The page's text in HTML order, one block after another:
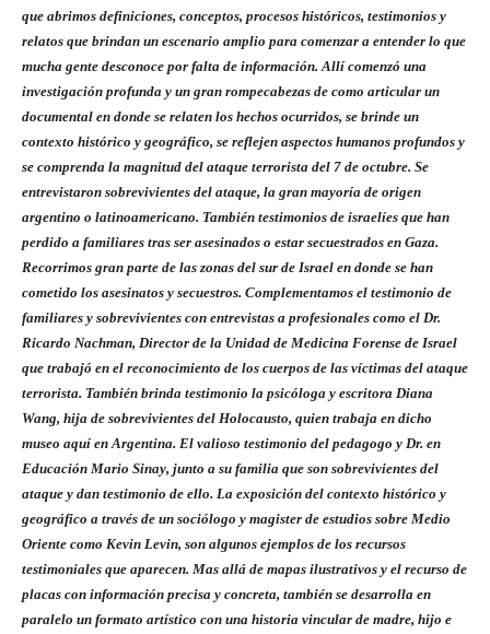
que abrimos definiciones, conceptos, procesos históricos, testimonios y
relatos que brindan un escenario amplio para comenzar a entender lo que
mucha gente desconoce por falta de información. Allí comenzó una
investigación profunda y un gran rompecabezas de como articular un
documental en donde se relaten los hechos ocurridos, se brinde un
contexto histórico y geográfico, se reflejen aspectos humanos profundos y
se comprenda la magnitud del ataque terrorista del 7 de octubre. Se
entrevistaron sobrevivientes del ataque, la gran mayoría de origen
argentino o latinoamericano. También testimonios de israelíes que han
perdido a familiares tras ser asesinados o estar secuestrados en Gaza.
Recorrimos gran parte de las zonas del sur de Israel en donde se han
cometido los asesinatos y secuestros. Complementamos el testimonio de
familiares y sobrevivientes con entrevistas a profesionales como el Dr.
Ricardo Nachman, Director de la Unidad de Medicina Forense de Israel
que trabajó en el reconocimiento de los cuerpos de las víctimas del ataque
terrorista. También brinda testimonio la psicóloga y escritora Diana
Wang, hija de sobrevivientes del Holocausto, quien trabaja en dicho
museo aquí en Argentina. El valioso testimonio del pedagogo y Dr. en
Educación Mario Sinay, junto a su familia que son sobrevivientes del
ataque y dan testimonio de ello. La exposición del contexto histórico y
geográfico a través de un sociólogo y magister de estudios sobre Medio
Oriente como Kevin Levin, son algunos ejemplos de los recursos
testimoniales que aparecen. Mas allá de mapas ilustrativos y el recurso de
placas con información precisa y concreta, también se desarrolla en
paralelo un formato artístico con una historia vincular de madre, hijo e